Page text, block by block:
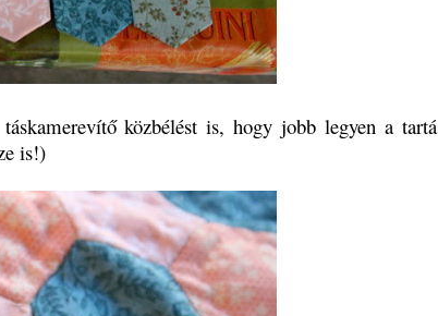
közbélést is, hogy jobb legyen a
is!)